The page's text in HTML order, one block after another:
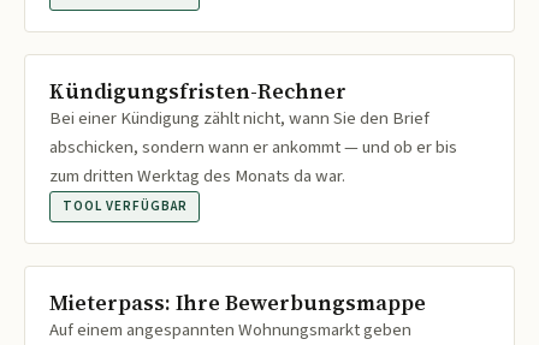
Kündigungsfristen-Rechner
Bei einer Kündigung zählt nicht, wann Sie den Brief
abschicken, sondern wann er ankommt — und ob er bis
zum dritten Werktag des Monats da war.
TOOL VERFÜGBAR
Mieterpass: Ihre Bewerbungsmappe
Auf einem angespannten Wohnungsmarkt geben